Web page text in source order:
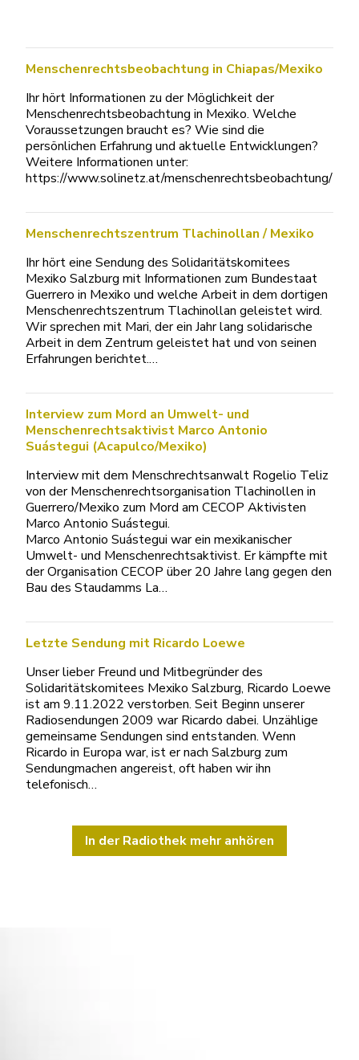
Menschenrechtsbeobachtung in Chiapas/Mexiko
Ihr hört Informationen zu der Möglichkeit der
Menschenrechtsbeobachtung in Mexiko. Welche
Voraussetzungen braucht es? Wie sind die
persönlichen Erfahrung und aktuelle Entwicklungen?
Weitere Informationen unter:
https://www.solinetz.at/menschenrechtsbeobachtung/
Menschenrechtszentrum Tlachinollan / Mexiko
Ihr hört eine Sendung des Solidaritätskomitees
Mexiko Salzburg mit Informationen zum Bundestaat
Guerrero in Mexiko und welche Arbeit in dem dortigen
Menschenrechtszentrum Tlachinollan geleistet wird.
Wir sprechen mit Mari, der ein Jahr lang solidarische
Arbeit in dem Zentrum geleistet hat und von seinen
Erfahrungen berichtet.…
Interview zum Mord an Umwelt- und
Menschenrechtsaktivist Marco Antonio
Suástegui (Acapulco/Mexiko)
Interview mit dem Menschrechtsanwalt Rogelio Teliz
von der Menschenrechtsorganisation Tlachinollen in
Guerrero/Mexiko zum Mord am CECOP Aktivisten
Marco Antonio Suástegui.
Marco Antonio Suástegui war ein mexikanischer
Umwelt- und Menschenrechtsaktivist. Er kämpfte mit
der Organisation CECOP über 20 Jahre lang gegen den
Bau des Staudamms La…
Letzte Sendung mit Ricardo Loewe
Unser lieber Freund und Mitbegründer des
Solidaritätskomitees Mexiko Salzburg, Ricardo Loewe
ist am 9.11.2022 verstorben. Seit Beginn unserer
Radiosendungen 2009 war Ricardo dabei. Unzählige
gemeinsame Sendungen sind entstanden. Wenn
Ricardo in Europa war, ist er nach Salzburg zum
Sendungmachen angereist, oft haben wir ihn
telefonisch…
In der Radiothek mehr anhören